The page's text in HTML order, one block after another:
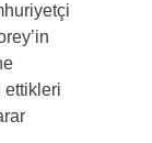
ettikleri